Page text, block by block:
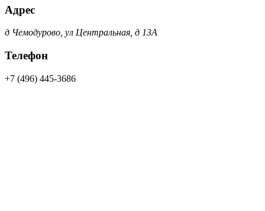
Адрес
д Чемодурово, ул Центральная, д 13А
Телефон
+7 (496) 445-3686